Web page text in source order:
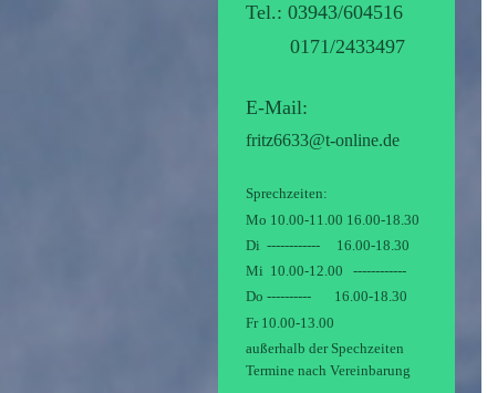
Tel.: 03943/604516
0171/2433497
E-Mail:
fritz6633@t-online.de
Sprechzeiten:
Mo 10.00-11.00 16.00-18.30
Di ------------ 16.00-18.30
Mi 10.00-12.00 ------------
Do ---------- 16.00-18.30
Fr 10.00-13.00
außerhalb der Spechzeiten
Termine nach Vereinbarung